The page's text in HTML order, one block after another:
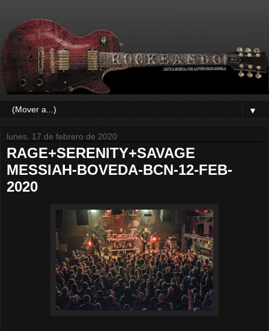
▼
lunes, 17 de febrero de 2020
RAGE+SERENITY+SAVAGE
MESSIAH-BOVEDA-BCN-12-FEB-
2020